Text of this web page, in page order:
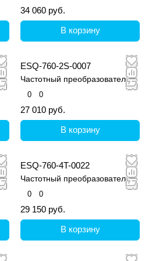
34 060 руб.
В корзину
ESQ-760-2S-0007
Частотный преобразователь
0 0
27 010 руб.
В корзину
ESQ-760-4T-0022
Частотный преобразователь
0 0
29 150 руб.
В корзину